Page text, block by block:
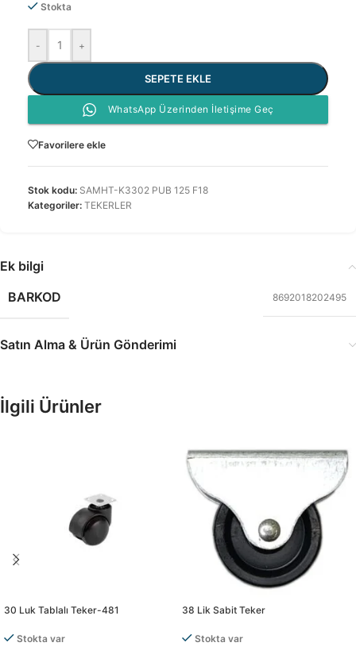
Stokta
- +
SEPETE EKLE
WhatsApp Üzerinden İletişime Geç
Favorilere ekle
Stok kodu: SAMHT-K3302 PUB 125 F18
Kategoriler: TEKERLER
Ek bilgi
BARKOD
8692018202495
Satın Alma & Ürün Gönderimi
İlgili Ürünler
30 Luk Tablalı Teker-481
Stokta var
38 Lik Sabit Teker
Stokta var